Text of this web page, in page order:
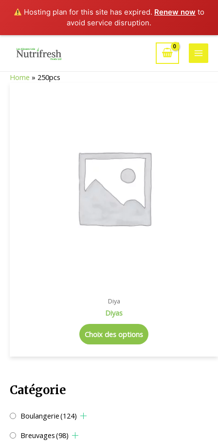
Hosting plan for this site has expired. Renew now to
avoid service disruption.
Main
Catégorie
Boulangerie(124)
Breuvages(98)
Home » 250pcs
Diya
Diyas
Choix des options